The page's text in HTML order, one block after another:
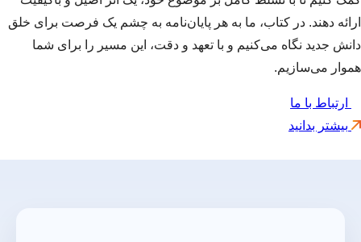
ارائه دهند. در کتاب، ما به هر پایان‌نامه به چشم یک فرصت برای خلق
دانش جدید نگاه می‌کنیم و با تعهد و دقت، این مسیر را برای شما
هموار می‌سازیم.
ارتباط با ما
بیشتر بدانید